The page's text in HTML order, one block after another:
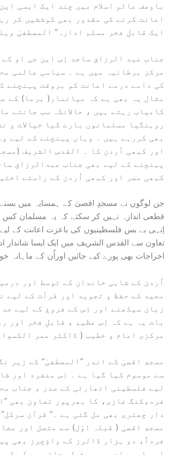
باوصف عالمِ اسلام میں چند ایک ایسی
اعانت کرنے کی مقدور بھی کوششیں کر
ایک قابلِ فخر مسلم ادارہ’’ المصطفیٰ
جناب عبد الرزاق ساجد اِس این جی او
مرکز برطانیہ میں ہے ۔ سیاسی عالمی
کی دامے درمے اعانت کو بروقت پہنچنے
مثال یہ بھی ہے کہ میانمار( برما) کے
کامیاب رہتے ہیں ، حالانکہ سب جانتے
روہنگیا مسلمانوں بارے کیا خیالات و
بھی کررہے ہیں ۔ وہاں پہنچنے کے لیے
اور کبھی اُردن کا ۔ القدس الشریف
پہنچنے کے لیے بھی جناب عبدالرزاق
کبھی مصر اور کبھی اُردن کے راستے
جن لوگوں نے مسجدِ اقصیٰ کے ہمسایہ میں بسنے
قطعی اندازہ نہیں کر سکتے کہ یہ مسلمان کس
اِنہی بے بس فلسطینیوں کی باعزت اعانت کے
تعاون سے القدس الشریف میں ایک ایسا شاندار
اخراجات بھی پورے کیے جائیں اوراُن کے
اُردن کے شاہی خاندان کے توسط اور
مجید کے حفظ و تجوید اور قرأت کے لیے
زبان سیکھنے اور اِس کے فروغ کے لیے
بات یہ ہے کہ اِس عظیم ، قابلِ فخر اور
مرکزی امام و خطیب ( ڈاکٹر عمر
مسجدِ اقصیٰ کے اندر ’’المصطفیٰ‘‘ کے زیر
سے موسوم کیا گیا ہے ۔ اِس منفرد اور
لیے فلسطینی اتھارٹی کے صدر ، جناب
فرد،کنگ غازی، کا بھرپور تعاون بھی
دار چھتری بھی مل گئی ہے ۔’’ قرآن
مسجدِ اقصیٰ ( قبلہ اوّل) سے متصل اور
فرداً، دو ہزار ڈالرز کے واؤچرز بھی